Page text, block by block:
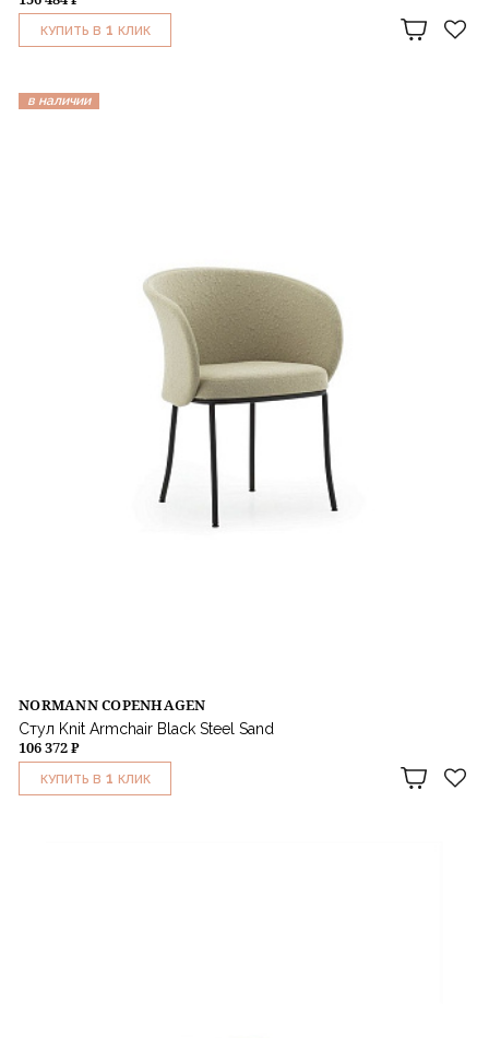
КУПИТЬ В 1 КЛИК
в наличии
NORMANN COPENHAGEN
Стул Knit Armchair Black Steel Sand
106 372 ₽
КУПИТЬ В 1 КЛИК